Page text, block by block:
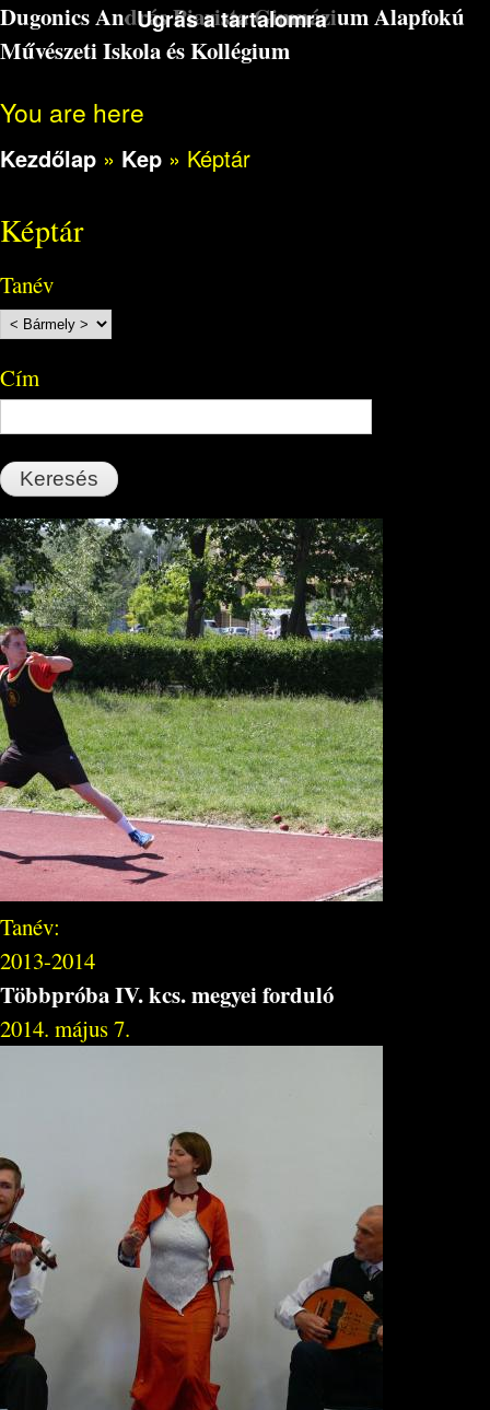
Ugrás a tartalomra
Dugonics András Piarista Gimnázium Alapfokú
Művészeti Iskola és Kollégium
You are here
Kezdőlap » Kep » Képtár
Képtár
Tanév
Cím
Tanév:
2013-2014
Többpróba IV. kcs. megyei forduló
2014. május 7.